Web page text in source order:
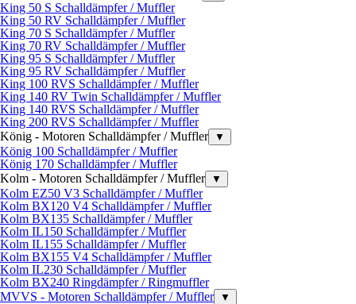
King 50 S Schalldämpfer / Muffler
King 50 RV Schalldämpfer / Muffler
King 70 S Schalldämpfer / Muffler
King 70 RV Schalldämpfer / Muffler
King 95 S Schalldämpfer / Muffler
King 95 RV Schalldämpfer / Muffler
King 100 RVS Schalldämpfer / Muffler
King 140 RV Twin Schalldämpfer / Muffler
King 140 RVS Schalldämpfer / Muffler
King 200 RVS Schalldämpfer / Muffler
König - Motoren Schalldämpfer / Muffler
▼
König 100 Schalldämpfer / Muffler
König 170 Schalldämpfer / Muffler
Kolm - Motoren Schalldämpfer / Muffler
▼
Kolm EZ50 V3 Schalldämpfer / Muffler
Kolm BX120 V4 Schalldämpfer / Muffler
Kolm BX135 Schalldämpfer / Muffler
Kolm IL150 Schalldämpfer / Muffler
Kolm IL155 Schalldämpfer / Muffler
Kolm BX155 V4 Schalldämpfer / Muffler
Kolm IL230 Schalldämpfer / Muffler
Kolm BX240 Ringdämpfer / Ringmuffler
MVVS - Motoren Schalldämpfer / Muffler
▼